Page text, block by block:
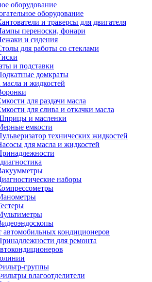
оборудование
оборудование
и траверсы для двигателя
переноски, фонари
и сидения
для работы со стеклами
и подставки
домкраты
масла и жидкостей
для раздачи масла
для слива и откачки масла
и масленки
емкости
технических жидкостей
для масла и жидкостей
наборы
автомобильных кондиционеров
для ремонта
группы
влагоотделители